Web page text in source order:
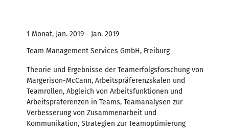
1 Monat, Jan. 2019 - Jan. 2019
Team Management Services GmbH, Freiburg
Theorie und Ergebnisse der Teamerfolgsforschung von
Margerison-McCann, Arbeitspräferenzskalen und
Teamrollen, Abgleich von Arbeitsfunktionen und
Arbeitspräferenzen in Teams, Teamanalysen zur
Verbesserung von Zusammenarbeit und
Kommunikation, Strategien zur Teamoptimierung